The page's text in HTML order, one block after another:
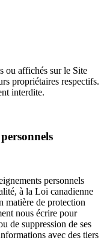
ou affichés sur le Site
propriétaires respectifs.
interdite.
personnels
à la Loi canadienne
matière de protection
nous écrire pour
de suppression de ses
avec des tiers